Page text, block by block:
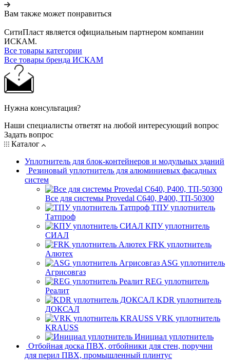
Вам также может понравиться
СитиПласт является официальным партнером компании
ИСКАМ.
Все товары категории
Все товары бренда ИСКАМ
Нужна консультация?
Наши специалисты ответят на любой интересующий вопрос
Задать вопрос
Каталог
Уплотнитель для блок-контейнеров и модульных зданий
Резиновый уплотнитель для алюминиевых фасадных
систем
Все для системы Provedal С640, Р400, ТП-50300
ТПУ уплотнитель
Татпроф
КПУ уплотнитель
СИАЛ
FRK уплотнитель
Алютех
ASG уплотнитель
Агрисовгаз
REG уплотнитель
Реалит
KDR уплотнитель
ДОКСАЛ
VRK уплотнитель
KRAUSS
Инициал уплотнитель
Отбойная доска ПВХ, отбойники для стен, поручни
для перил ПВХ, промышленный плинтус